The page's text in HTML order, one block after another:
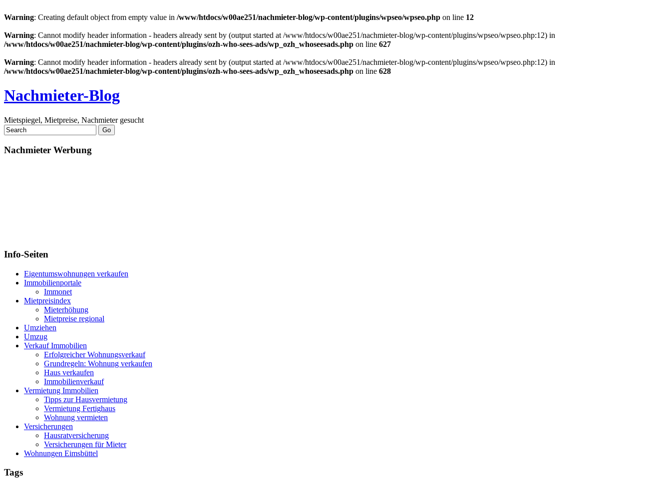
Warning: Creating default object from empty value in /www/htdocs/w00ae251/nachmieter-blog/wp-content/plugins/wpseo/wpseo.php on line 12
Warning: Cannot modify header information - headers already sent by (output started at /www/htdocs/w00ae251/nachmieter-blog/wp-content/plugins/wpseo/wpseo.php:12) in
/www/htdocs/w00ae251/nachmieter-blog/wp-content/plugins/ozh-who-sees-ads/wp_ozh_whoseesads.php on line 627
Warning: Cannot modify header information - headers already sent by (output started at /www/htdocs/w00ae251/nachmieter-blog/wp-content/plugins/wpseo/wpseo.php:12) in
/www/htdocs/w00ae251/nachmieter-blog/wp-content/plugins/ozh-who-sees-ads/wp_ozh_whoseesads.php on line 628
Nachmieter-Blog
Mietspiegel, Mietpreise, Nachmieter gesucht
Nachmieter Werbung
Info-Seiten
Eigentumswohnungen verkaufen
Immobilienportale
Immonet
Mietpreisindex
Mieterhöhung
Mietpreise regional
Umziehen
Umzug
Verkauf Immobilien
Erfolgreicher Wohnungsverkauf
Grundregeln: Wohnung verkaufen
Haus verkaufen
Immobilienverkauf
Vermietung Immobilien
Tipps zur Hausvermietung
Vermietung Fertighaus
Wohnung vermieten
Versicherungen
Hausratversicherung
Versicherungen für Mieter
Wohnungen Eimsbüttel
Tags